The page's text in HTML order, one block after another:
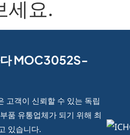
세요.
MOC3052S-
고객이 신뢰할 수 있는 독립
품 유통업체가 되기 위해 최
있습니다.